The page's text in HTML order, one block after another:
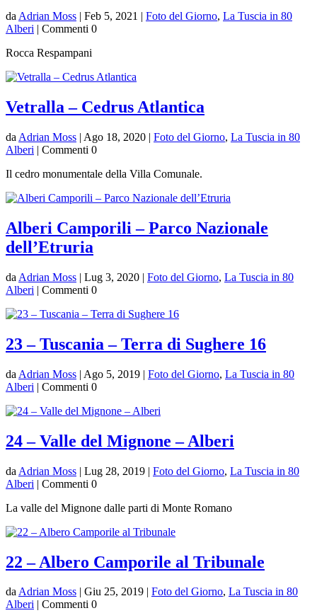
da Adrian Moss | Feb 5, 2021 | Foto del Giorno, La Tuscia in 80
Alberi | Commenti 0
Rocca Respampani
Vetralla – Cedrus Atlantica
da Adrian Moss | Ago 18, 2020 | Foto del Giorno, La Tuscia in 80
Alberi | Commenti 0
Il cedro monumentale della Villa Comunale.
Alberi Camporili – Parco Nazionale
dell’Etruria
da Adrian Moss | Lug 3, 2020 | Foto del Giorno, La Tuscia in 80
Alberi | Commenti 0
23 – Tuscania – Terra di Sughere 16
da Adrian Moss | Ago 5, 2019 | Foto del Giorno, La Tuscia in 80
Alberi | Commenti 0
24 – Valle del Mignone – Alberi
da Adrian Moss | Lug 28, 2019 | Foto del Giorno, La Tuscia in 80
Alberi | Commenti 0
La valle del Mignone dalle parti di Monte Romano
22 – Albero Camporile al Tribunale
daAdrian Moss | Giu 25, 2019 | Foto del Giorno, La Tuscia in 80
Alberi | Commenti 0